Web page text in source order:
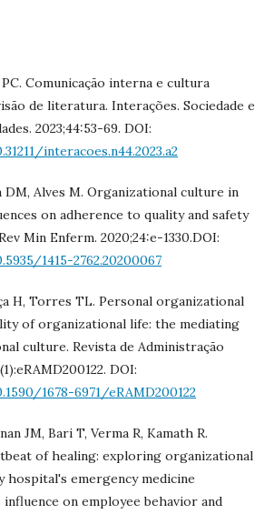
Comunicação interna e cultura
de literatura. Interações. Sociedade e
2023;44:53-69. DOI:
interacoes.n44.2023.a2
DM, Alves M. Organizational culture in
on adherence to quality and safety
Min Enferm. 2020;24:e-1330.DOI:
1415-2762.20200067
H, Torres TL. Personal organizational
of organizational life: the mediating
culture. Revista de Administração
DOI:
1678-6971/eRAMD200122
JM, Bari T, Verma R, Kamath R.
of healing: exploring organizational
emergency medicine
on employee behavior and